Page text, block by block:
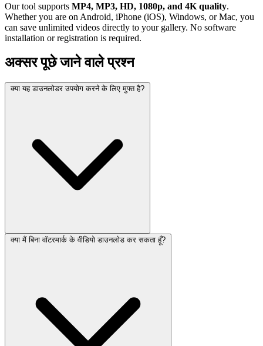
Our tool supports MP4, MP3, HD, 1080p, and 4K quality.
Whether you are on Android, iPhone (iOS), Windows, or Mac, you
can save unlimited videos directly to your gallery. No software
installation or registration is required.
अक्सर पूछे जाने वाले प्रश्न
क्या यह डाउनलोडर उपयोग करने के लिए मुफ्त है?
क्या मैं बिना वॉटरमार्क के वीडियो डाउनलोड कर सकता हूँ?